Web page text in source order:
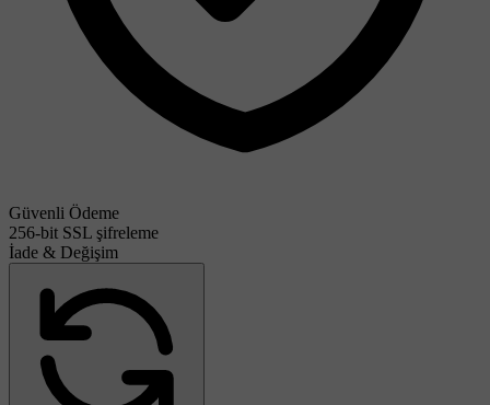
Güvenli Ödeme
256-bit SSL şifreleme
İade & Değişim